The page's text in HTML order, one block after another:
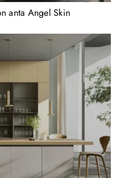
anta Angel Skin